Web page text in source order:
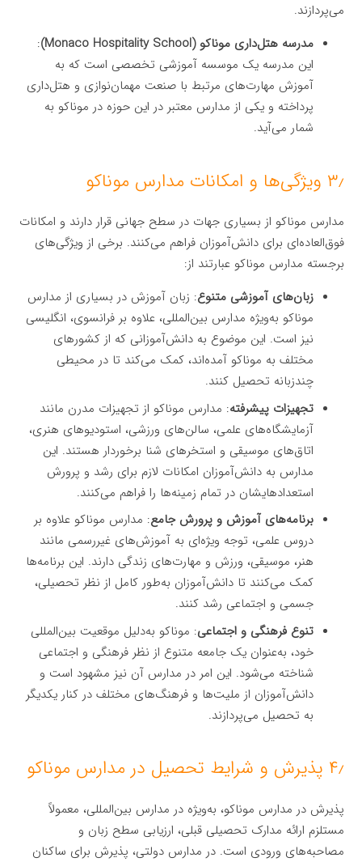
می‌پردازند.
مدرسه هتل‌داری موناکو (Monaco Hospitality School)
:
این مدرسه یک موسسه آموزشی تخصصی است که به
آموزش مهارت‌های مرتبط با صنعت مهمان‌نوازی و هتل‌داری
پرداخته و یکی از مدارس معتبر در این حوزه در موناکو به
شمار می‌آید.
۳٫ ویژگی‌ها و امکانات مدارس موناکو
مدارس موناکو از بسیاری جهات در سطح جهانی قرار دارند و امکانات
فوق‌العاده‌ای برای دانش‌آموزان فراهم می‌کنند. برخی از ویژگی‌های
برجسته مدارس موناکو عبارتند از:
زبان‌های آموزشی متنوع: زبان آموزش در بسیاری از مدارس
موناکو به‌ویژه مدارس بین‌المللی، علاوه بر فرانسوی، انگلیسی
نیز است. این موضوع به دانش‌آموزانی که از کشورهای
مختلف به موناکو آمده‌اند، کمک می‌کند تا در محیطی
چندزبانه تحصیل کنند.
تجهیزات پیشرفته: مدارس موناکو از تجهیزات مدرن مانند
آزمایشگاه‌های علمی، سالن‌های ورزشی، استودیوهای هنری،
اتاق‌های موسیقی و استخرهای شنا برخوردار هستند. این
مدارس به دانش‌آموزان امکانات لازم برای رشد و پرورش
استعدادهایشان در تمام زمینه‌ها را فراهم می‌کنند.
برنامه‌های آموزش و پرورش جامع: مدارس موناکو علاوه بر
دروس علمی، توجه ویژه‌ای به آموزش‌های غیررسمی مانند
هنر، موسیقی، ورزش و مهارت‌های زندگی دارند. این برنامه‌ها
کمک می‌کنند تا دانش‌آموزان به‌طور کامل از نظر تحصیلی،
جسمی و اجتماعی رشد کنند.
تنوع فرهنگی و اجتماعی: موناکو به‌دلیل موقعیت بین‌المللی
خود، به‌عنوان یک جامعه متنوع از نظر فرهنگی و اجتماعی
شناخته می‌شود. این امر در مدارس آن نیز مشهود است و
دانش‌آموزان از ملیت‌ها و فرهنگ‌های مختلف در کنار یکدیگر
به تحصیل می‌پردازند.
۴٫ پذیرش و شرایط تحصیل در مدارس موناکو
پذیرش در مدارس موناکو، به‌ویژه در مدارس بین‌المللی، معمولاً
مستلزم ارائه مدارک تحصیلی قبلی، ارزیابی سطح زبان و
مصاحبه‌های ورودی است. در مدارس دولتی، پذیرش برای ساکنان